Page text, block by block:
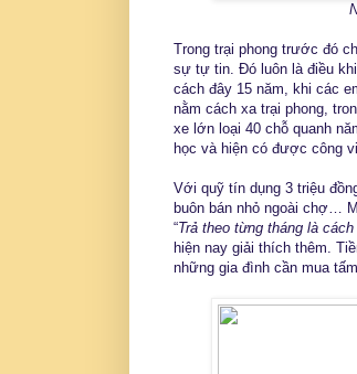
Trong trại phong trước đó
sự tự tin. Đó luôn là điều
cách đây 15 năm, khi các
nằm cách xa trại phong,
xe lớn loại 40 chỗ quanh
học và hiện có được công
Với quỹ tín dụng 3 triệu
buôn bán nhỏ ngoài chợ…
“Trả theo từng tháng là
hiện nay giải thích thêm.
những gia đình cần mua